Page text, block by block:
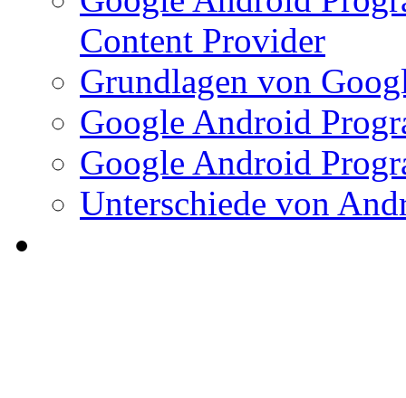
Content Provider
Grundlagen von
Google Android
Google Android
Unterschiede von